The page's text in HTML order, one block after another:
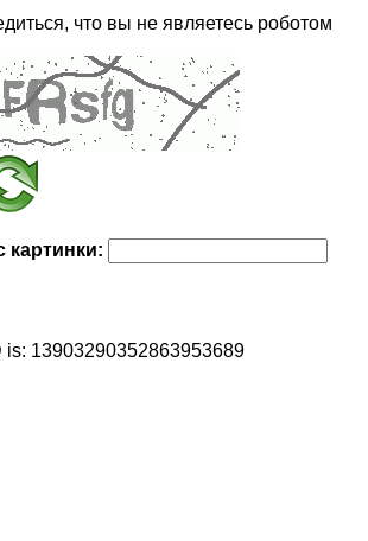
что вы не являетесь роботом
картинки:
is: 13903290352863953689